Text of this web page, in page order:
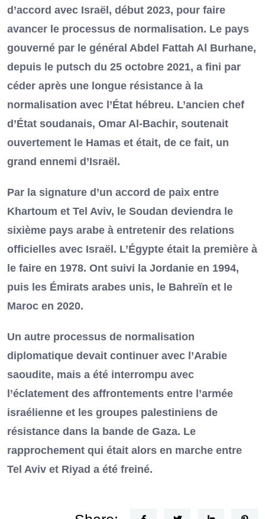
d’accord avec Israël, début 2023, pour faire
avancer le processus de normalisation. Le pays
gouverné par le général Abdel Fattah Al Burhane,
depuis le putsch du 25 octobre 2021, a fini par
céder après une longue résistance à la
normalisation avec l’État hébreu. L’ancien chef
d’État soudanais, Omar Al-Bachir, soutenait
ouvertement le Hamas et était, de ce fait, un
grand ennemi d’Israël.
Par la signature d’un accord de paix entre
Khartoum et Tel Aviv, le Soudan deviendra le
sixième pays arabe à entretenir des relations
officielles avec Israël. L’Égypte était la première à
le faire en 1978. Ont suivi la Jordanie en 1994,
puis les Émirats arabes unis, le Bahreïn et le
Maroc en 2020.
Un autre processus de normalisation
diplomatique devait continuer avec l’Arabie
saoudite, mais a été interrompu avec
l’éclatement des affrontements entre l’armée
israélienne et les groupes palestiniens de
résistance dans la bande de Gaza. Le
rapprochement qui était alors en marche entre
Tel Aviv et Riyad a été freiné.